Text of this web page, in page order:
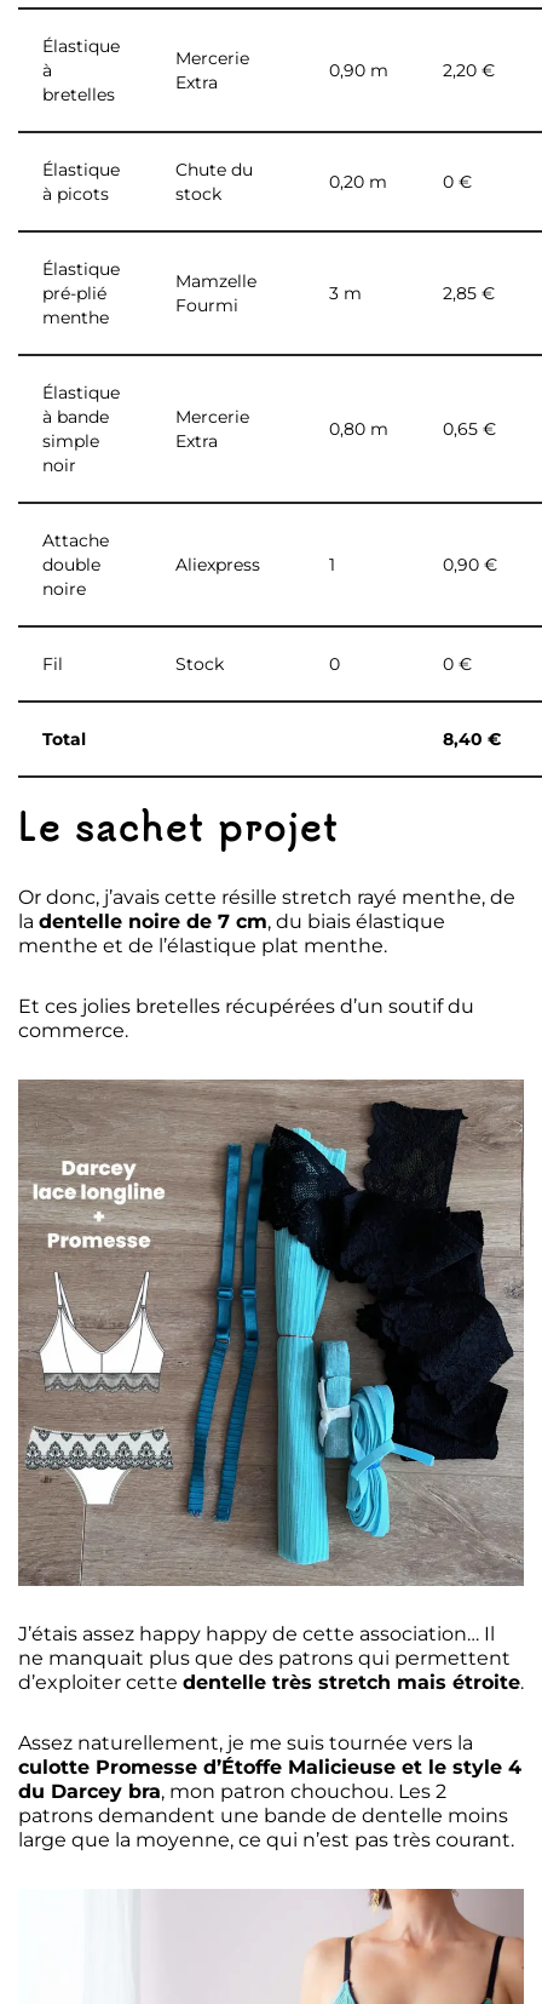
Élastique
à
bretelles
Mercerie
Extra
0,90 m 2,20 €
Élastique
à picots
Chute du
stock
0,20 m 0 €
Élastique
pré-plié
menthe
Mamzelle
Fourmi
3 m 2,85 €
Élastique
à bande
simple
noir
Mercerie
Extra
0,80 m 0,65 €
Attache
double
noire
Aliexpress 1 0,90 €
Fil Stock 0 0 €
Total 8,40 €
Le sachet projet
Or donc, j’avais cette résille stretch rayé menthe, de
la dentelle noire de 7 cm, du biais élastique
menthe et de l’élastique plat menthe.
Et ces jolies bretelles récupérées d’un soutif du
commerce.
J’étais assez happy happy de cette association… Il
ne manquait plus que des patrons qui permettent
d’exploiter cette dentelle très stretch mais étroite.
Assez naturellement, je me suis tournée vers la
culotte Promesse d’Étoffe Malicieuse et le style 4
du Darcey bra, mon patron chouchou. Les 2
patrons demandent une bande de dentelle moins
large que la moyenne, ce qui n’est pas très courant.